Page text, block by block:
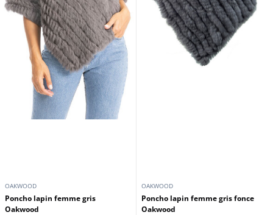
OAKWOOD
Poncho lapin femme gris
Oakwood
OAKWOOD
Poncho lapin femme gris fonce
Oakwood